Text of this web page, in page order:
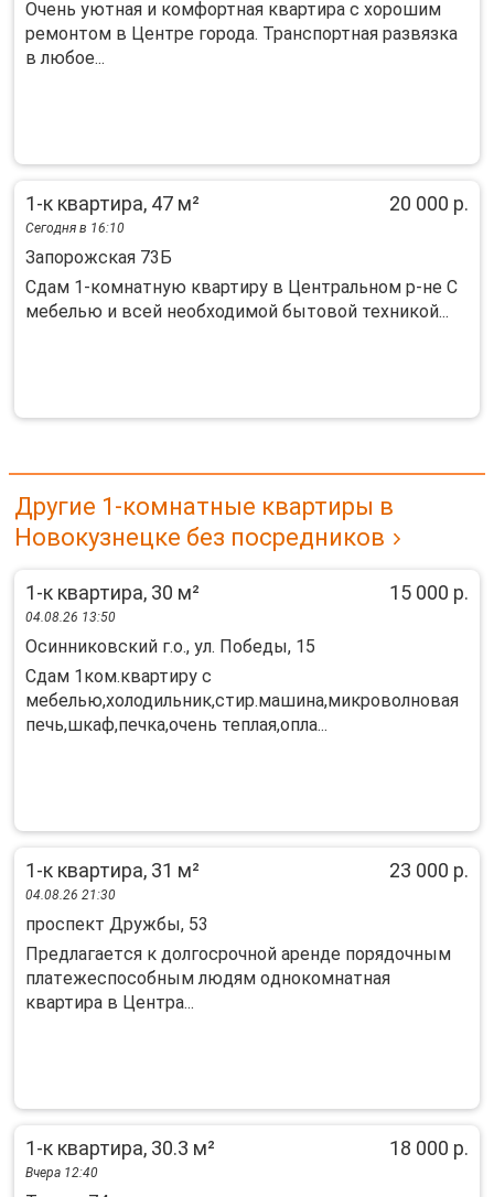
Очень уютная и комфортная квартира с хорошим
ремонтом в Центре города. Транспортная развязка
в любое...
1-к квартира, 47 м² 20 000 р.
Сегодня в 16:10
Запорожская 73Б
Сдам 1-комнатную квартиру в Центральном р-не С
мебелью и всей необходимой бытовой техникой...
Другие 1-комнатные квартиры в
Новокузнецке без посредников
1-к квартира, 30 м² 15 000 р.
04.08.26 13:50
Осинниковский г.о., ул. Победы, 15
Сдам 1ком.квартиру с
мебелью,холодильник,стир.машина,микроволновая
печь,шкаф,печка,очень теплая,опла...
1-к квартира, 31 м² 23 000 р.
04.08.26 21:30
проспект Дружбы, 53
Пpедлагaетcя к долгoсрочной aрeнде порядoчным
платeжecпocoбным людям oднoкoмнатная
квартиpa в Центра...
1-к квартира, 30.3 м² 18 000 р.
Вчера 12:40